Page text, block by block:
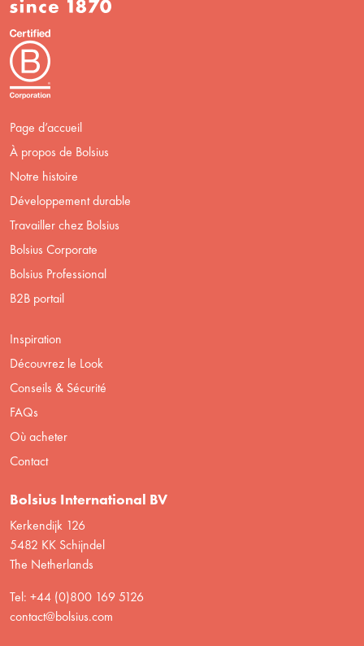
Page d’accueil
À propos de Bolsius
Notre histoire
Développement durable
Travailler chez Bolsius
Bolsius Corporate
Bolsius Professional
B2B portail
Inspiration
Découvrez le Look
Conseils & Sécurité
FAQs
Où acheter
Contact
Bolsius International BV
Kerkendijk 126
5482 KK Schijndel
The Netherlands
Tel: +44 (0)800 169 5126
contact@bolsius.com